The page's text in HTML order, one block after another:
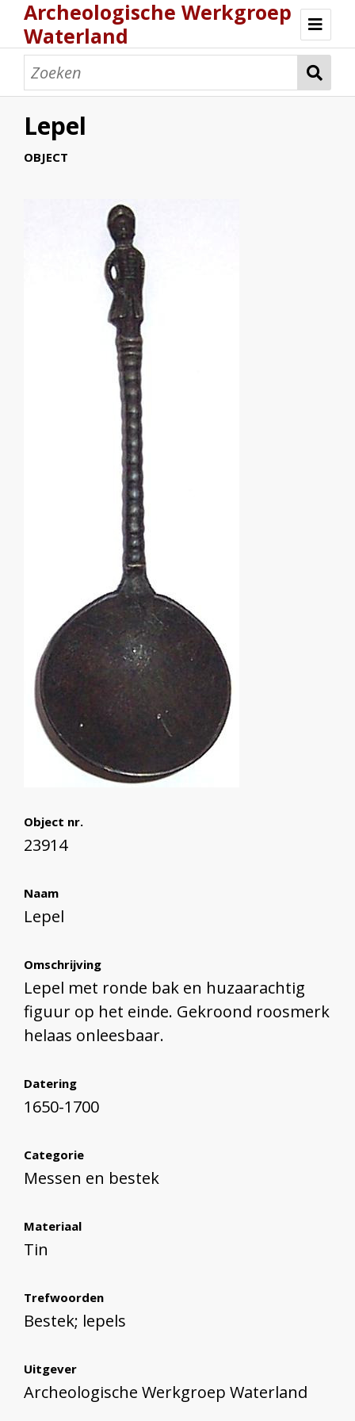
Archeologische Werkgroep
Waterland
Home
Archeologie
Collectie
Wie zijn wij?
Determinatiemiddag
Lepel
OBJECT
Object nr.
23914
Naam
Lepel
Omschrijving
Lepel met ronde bak en huzaarachtig
figuur op het einde. Gekroond roosmerk
helaas onleesbaar.
Datering
1650-1700
Categorie
Messen en bestek
Materiaal
Tin
Trefwoorden
Bestek; lepels
Uitgever
Archeologische Werkgroep Waterland